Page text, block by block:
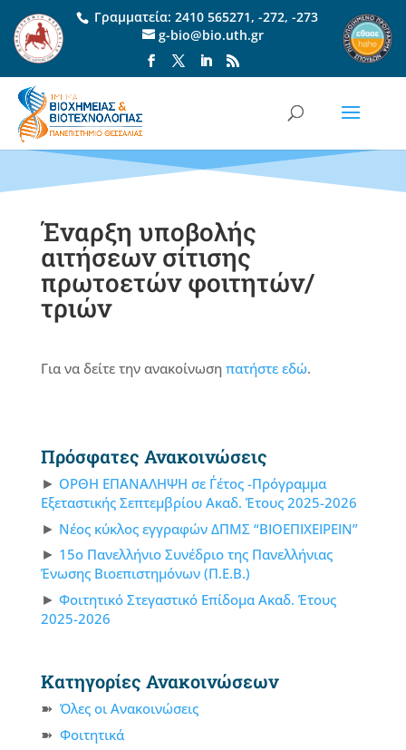
Γραμματεία: 2410 565271, -272, -273
g-bio@bio.uth.gr
Έναρξη υποβολής
αιτήσεων σίτισης
πρωτοετών φοιτητών/
τριών
Για να δείτε την ανακοίνωση πατήστε εδώ.
Πρόσφατες Ανακοινώσεις
ΟΡΘΗ ΕΠΑΝΑΛΗΨΗ σε Γ΄έτος -Πρόγραμμα
Εξεταστικής Σεπτεμβρίου Ακαδ. Έτους 2025-2026
Νέος κύκλος εγγραφών ΔΠΜΣ “ΒΙΟΕΠΙΧΕΙΡΕΙΝ”
15ο Πανελλήνιο Συνέδριο της Πανελλήνιας
Ένωσης Βιοεπιστημόνων (Π.Ε.Β.)
Φοιτητικό Στεγαστικό Επίδομα Ακαδ. Έτους
2025-2026
Κατηγορίες Ανακοινώσεων
Όλες οι Ανακοινώσεις
Φοιτητικά